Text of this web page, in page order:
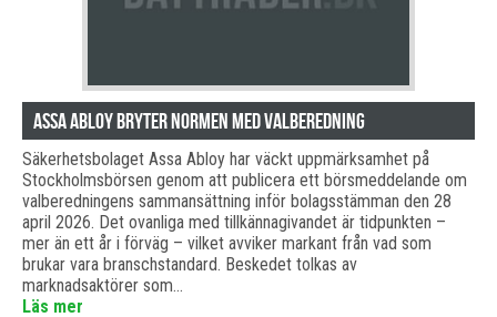
Assa Abloy bryter normen med valberedning
Säkerhetsbolaget Assa Abloy har väckt uppmärksamhet på
Stockholmsbörsen genom att publicera ett börsmeddelande om
valberedningens sammansättning inför bolagsstämman den 28
april 2026. Det ovanliga med tillkännagivandet är tidpunkten –
mer än ett år i förväg – vilket avviker markant från vad som
brukar vara branschstandard. Beskedet tolkas av
marknadsaktörer som…
Läs mer